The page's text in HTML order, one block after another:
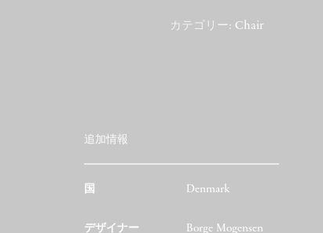
カテゴリー: Chair
追加情報
国 Denmark
デザイナー Borge Mogensen